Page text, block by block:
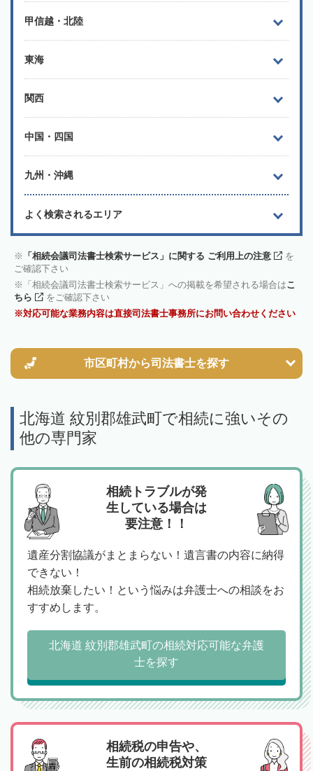
甲信越・北陸
東海
関西
中国・四国
九州・沖縄
よく検索されるエリア
「相続会議司法書士検索サービス」に関する ご利用上の注意
を
ご確認下さい
「相続会議司法書士検索サービス」への掲載を希望される場合はこ
ちら
をご確認下さい
対応可能な業務内容は直接司法書士事務所にお問い合わせください
市区町村から司法書士を探す
北海道 紋別郡雄武町で相続に強いその
他の専門家
相続トラブルが発
生している場合は
要注意！！
遺産分割協議がまとまらない！遺言書の内容に納得
できない！
相続放棄したい！という悩みは弁護士への相談をお
すすめします。
北海道 紋別郡雄武町の相続対応可能な弁護
士を探す
相続税の申告や、
生前の相続税対策